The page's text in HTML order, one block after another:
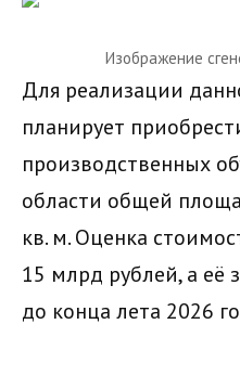
Изображение
Для реализации
планирует
производственных
области общей
кв. м. Оценка
15 млрд рублей, а её
до конца лета 2026